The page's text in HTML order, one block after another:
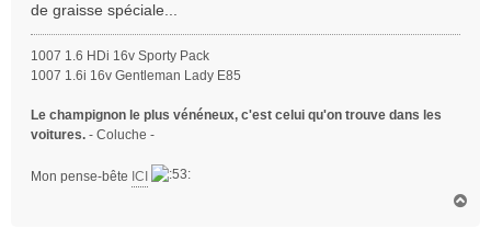
g
e
de graisse spéciale...
1007 1.6 HDi 16v Sporty Pack
1007 1.6i 16v Gentleman Lady E85
Le champignon le plus vénéneux, c'est celui qu'on trouve dans les
voitures. - Coluche -
Mon pense-bête ICI